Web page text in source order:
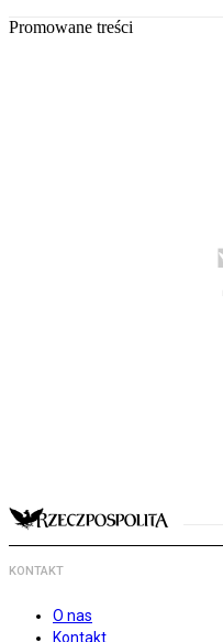
Promowane treści
KONTAKT
O nas
Kontakt